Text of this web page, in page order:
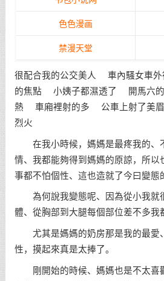
色色漫画
禁漫天堂
很配合我的公交美人 車內騷女車
的焦點 小姨子都濕透了 開馬六
熱 車廂裡射的多 公車上射了美
烈火
在我小時候，媽媽是最疼我的、
情、我都能夠得到媽媽的原諒，所以
事都不怕個性、這也造就了今曰變態
為何說我變態呢、因為從小我就
體、從胸部到大腿每個部位差不多我
尤其是媽媽的奶房那是我的最愛
性，摸起來真是太捧了。
剛開始的時候、媽媽也是不太喜